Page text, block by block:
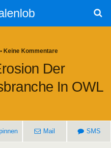
Keine Kommentare
Der
In OWL
Mail SMS